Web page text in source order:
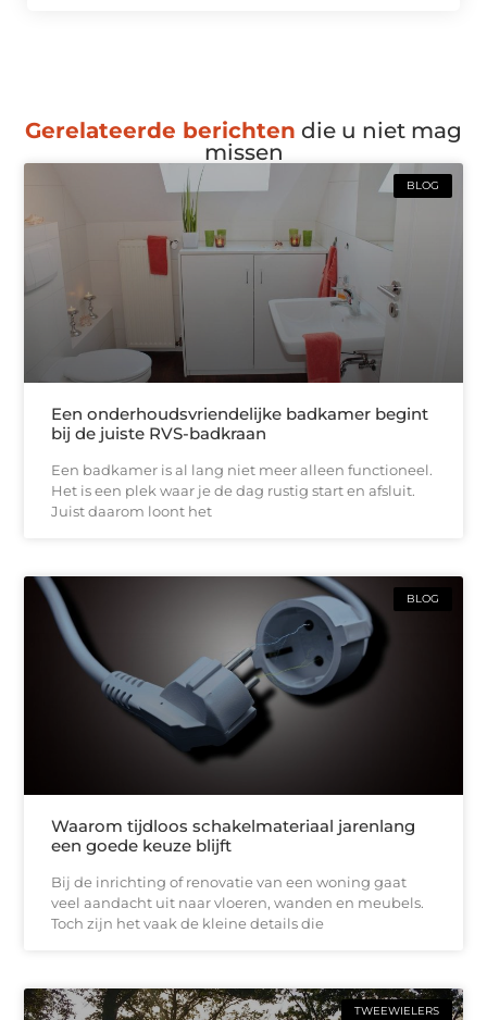
Gerelateerde berichten die u niet mag
missen
BLOG
Een onderhoudsvriendelijke badkamer begint
bij de juiste RVS-badkraan
Een badkamer is al lang niet meer alleen functioneel.
Het is een plek waar je de dag rustig start en afsluit.
Juist daarom loont het
BLOG
Waarom tijdloos schakelmateriaal jarenlang
een goede keuze blijft
Bij de inrichting of renovatie van een woning gaat
veel aandacht uit naar vloeren, wanden en meubels.
Toch zijn het vaak de kleine details die
TWEEWIELERS